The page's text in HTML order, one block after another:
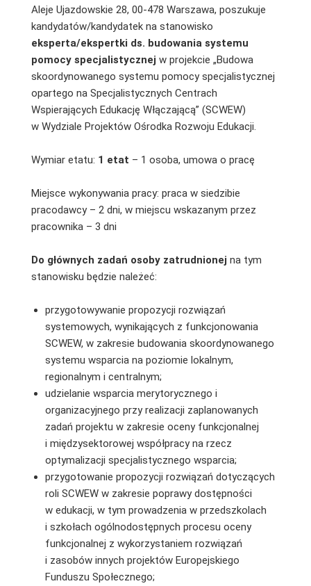
Aleje Ujazdowskie 28, 00-478 Warszawa, poszukuje
kandydatów/kandydatek na stanowisko
eksperta/ekspertki ds. budowania systemu
pomocy specjalistycznej w projekcie „Budowa
skoordynowanego systemu pomocy specjalistycznej
opartego na Specjalistycznych Centrach
Wspierających Edukację Włączającą” (SCWEW)
w Wydziale Projektów Ośrodka Rozwoju Edukacji.
Wymiar etatu: 1 etat – 1 osoba, umowa o pracę
Miejsce wykonywania pracy: praca w siedzibie
pracodawcy – 2 dni, w miejscu wskazanym przez
pracownika – 3 dni
Do głównych zadań osoby zatrudnionej na tym
stanowisku będzie należeć:
przygotowywanie propozycji rozwiązań
systemowych, wynikających z funkcjonowania
SCWEW, w zakresie budowania skoordynowanego
systemu wsparcia na poziomie lokalnym,
regionalnym i centralnym;
udzielanie wsparcia merytorycznego i
organizacyjnego przy realizacji zaplanowanych
zadań projektu w zakresie oceny funkcjonalnej
i międzysektorowej współpracy na rzecz
optymalizacji specjalistycznego wsparcia;
przygotowanie propozycji rozwiązań dotyczących
roli SCWEW w zakresie poprawy dostępności
w edukacji, w tym prowadzenia w przedszkolach
i szkołach ogólnodostępnych procesu oceny
funkcjonalnej z wykorzystaniem rozwiązań
i zasobów innych projektów Europejskiego
Funduszu Społecznego;